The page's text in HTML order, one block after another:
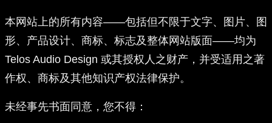
本网站上的所有内容——包括但不限于文字、图片、图
形、产品设计、商标、标志及整体网站版面——均为
Telos Audio Design 或其授权人之财产，并受适用之著
作权、商标及其他知识产权法律保护。
未经事先书面同意，您不得：